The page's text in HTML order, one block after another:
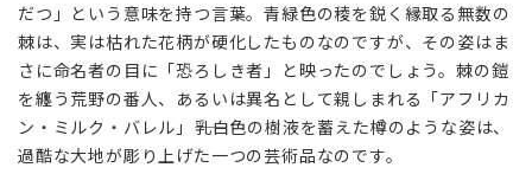
種・
見ど
ころ
——
群生
がつ
くる
だつ」という意味を持つ言葉。青緑色の稜を鋭く縁取る無数の
棘は、実は枯れた花柄が硬化したものなのですが、その姿はま
さに命名者の目に「恐ろしき者」と映ったのでしょう。棘の鎧
を纏う荒野の番人、あるいは異名として親しまれる「アフリカ
ン・ミルク・バレル」――乳白色の樹液を蓄えた樽のような姿は、
過酷な大地が彫り上げた一つの芸術品なのです。